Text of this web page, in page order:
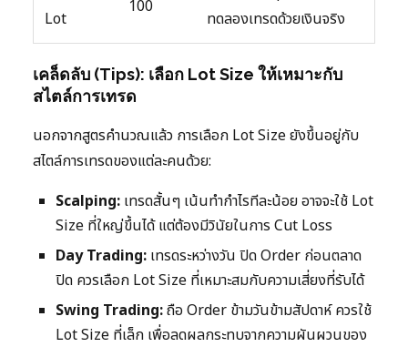
Lot
100
ทดลองเทรดด้วยเงินจริง
เคล็ดลับ (Tips): เลือก Lot Size ให้เหมาะกับ
สไตล์การเทรด
นอกจากสูตรคำนวณแล้ว การเลือก Lot Size ยังขึ้นอยู่กับ
สไตล์การเทรดของแต่ละคนด้วย:
Scalping: เทรดสั้นๆ เน้นทำกำไรทีละน้อย อาจจะใช้ Lot
Size ที่ใหญ่ขึ้นได้ แต่ต้องมีวินัยในการ Cut Loss
Day Trading: เทรดระหว่างวัน ปิด Order ก่อนตลาด
ปิด ควรเลือก Lot Size ที่เหมาะสมกับความเสี่ยงที่รับได้
Swing Trading:ถือ Order ข้ามวันข้ามสัปดาห์ ควรใช้
Lot Size ที่เล็ก เพื่อลดผลกระทบจากความผันผวนของ